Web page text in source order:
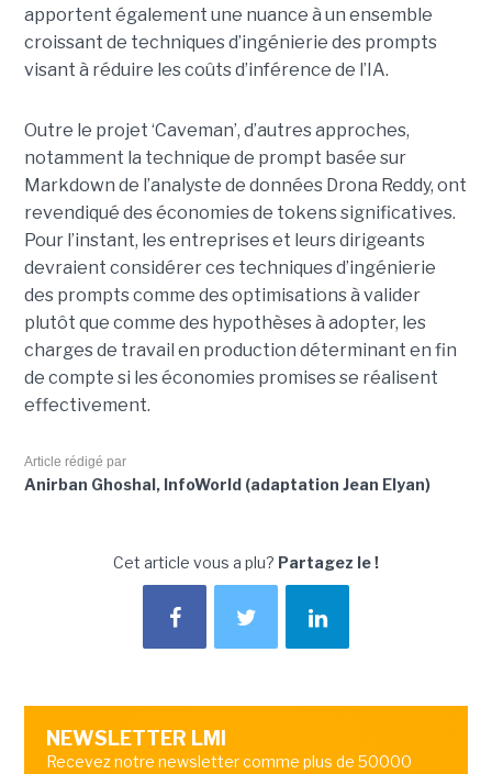
apportent également une nuance à un ensemble
croissant de techniques d’ingénierie des prompts
visant à réduire les coûts d’inférence de l’IA.
Outre le projet ‘Caveman’, d’autres approches,
notamment la technique de prompt basée sur
Markdown de l’analyste de données Drona Reddy, ont
revendiqué des économies de tokens significatives.
Pour l’instant, les entreprises et leurs dirigeants
devraient considérer ces techniques d’ingénierie
des prompts comme des optimisations à valider
plutôt que comme des hypothèses à adopter, les
charges de travail en production déterminant en fin
de compte si les économies promises se réalisent
effectivement.
Article rédigé par
Anirban Ghoshal, InfoWorld (adaptation Jean Elyan)
Cet article vous a plu? Partagez le !
NEWSLETTER LMI
Recevez notre newsletter comme plus de 50000